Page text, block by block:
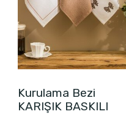
Kurulama Bezi
KARIŞIK BASKILI